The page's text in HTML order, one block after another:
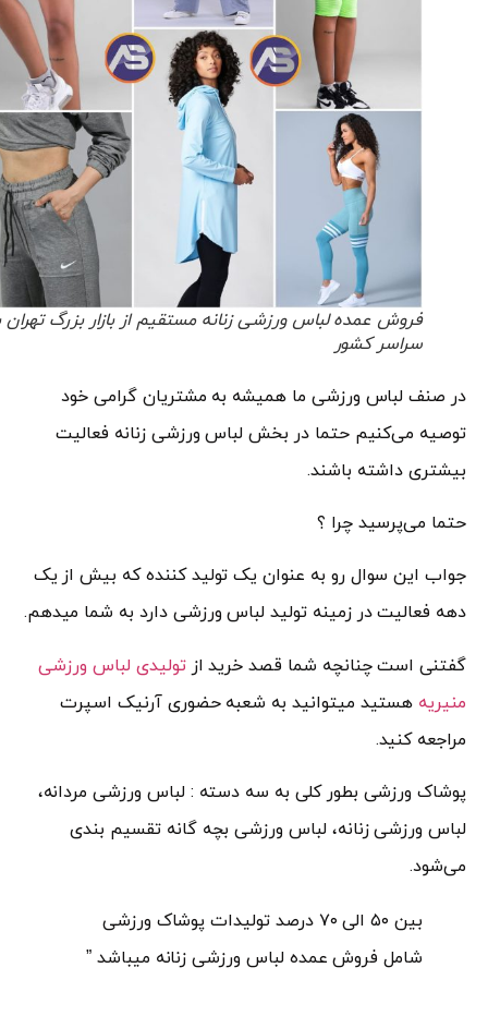
فروش عمده لباس ورزشی زنانه مستقیم از بازار بزرگ تهران به
سراسر کشور
در صنف لباس ورزشی ما همیشه به مشتریان گرامی خود
توصیه می‌کنیم حتما در بخش لباس ورزشی زنانه فعالیت
بیشتری داشته باشند.
حتما می‌پرسید چرا ؟
جواب این سوال رو به عنوان یک تولید کننده که بیش از یک
دهه فعالیت در زمینه تولید لباس ورزشی دارد به شما میدهم.
گفتنی است چنانچه شما قصد خرید از تولیدی لباس ورزشی
منیریههستید میتوانید به شعبه حضوری آرنیک اسپرت
مراجعه کنید.
پوشاک ورزشی بطور کلی به سه دسته : لباس ورزشی مردانه،
لباس ورزشی زنانه، لباس ورزشی بچه گانه تقسیم بندی
می‌شود.
بین ۵۰ الی ۷۰ درصد تولیدات پوشاک ورزشی
شامل فروش عمده لباس ورزشی زنانه میباشد ”